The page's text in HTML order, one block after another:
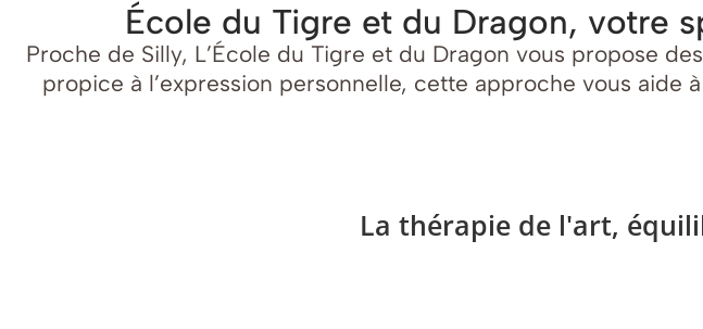
École du Tigre et du Dragon, votre
Proche de Silly, L’École du Tigre et du Dragon vous propose
propice à l’expression personnelle, cette approche vous
La thérapie de l'art,